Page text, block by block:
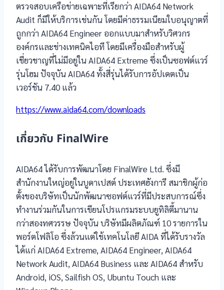
ตรวจสอบเครือข่ายเฉพาะที่เรียกว่า AIDA64 Network
Audit ก็มีให้บริการเช่นกัน โดยมีค่าธรรมเนียมใบอนุญาตที่
ถูกกว่า AIDA64 Engineer ออกแบบมาสำหรับวิศวกร
องค์กรและช่างเทคนิคไอที โดยมีเครื่องมือสำหรับผู้
เชี่ยวชาญที่ไม่มีอยู่ใน AIDA64 Extreme ซึ่งเป็นซอฟต์แวร์
รุ่นโฮม ปัจจุบัน AIDA64 ทั้งสี่รุ่นได้รับการอัปเดตเป็น
เวอร์ชัน 7.40 แล้ว
https://www.aida64.com/downloads
เกี่ยวกับ FinalWire
AIDA64 ได้รับการพัฒนาโดย FinalWire Ltd. ซึ่งมี
สำนักงานใหญ่อยู่ในบูดาเปสต์ ประเทศฮังการี สมาชิกผู้ก่อ
ตั้งของบริษัทเป็นนักพัฒนาซอฟต์แวร์ที่มีประสบการณ์ซึ่ง
ทำงานร่วมกันในการเขียนโปรแกรมระบบยูทิลิตี้มานาน
กว่าสองทศวรรษ ปัจจุบัน บริษัทมีผลิตภัณฑ์ 10 รายการใน
พอร์ตโฟลิโอ ซึ่งล้วนแต่ใช้เทคโนโลยี AIDA ที่ได้รับรางวัล
ได้แก่ AIDA64 Extreme, AIDA64 Engineer, AIDA64
Network Audit, AIDA64 Business และ AIDA64 สำหรับ
Android, iOS, Sailfish OS, Ubuntu Touch และ